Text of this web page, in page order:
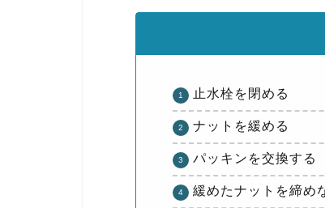
止水栓を閉める
ナットを緩める
パッキンを交換する
緩めたナットを締め